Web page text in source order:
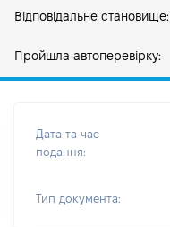
Відповідальне становище:
Пройшла автоперевірку:
Дата та час
подання:
Тип документа: